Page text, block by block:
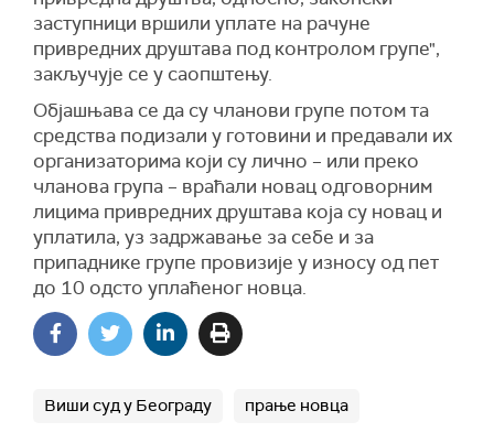
заступници вршили уплате на рачуне
привредних друштава под контролом групе",
закључује се у саопштењу.
Објашњава се да су чланови групе потом та
средства подизали у готовини и предавали их
организаторима који су лично – или преко
чланова група – враћали новац одговорним
лицима привредних друштава која су новац и
уплатила, уз задржавање за себе и за
припаднике групе провизије у износу од пет
до 10 одсто уплаћеног новца.
Виши суд у Београду прање новца